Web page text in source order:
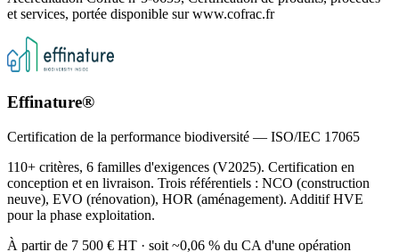
et services, portée disponible sur www.cofrac.fr
Effinature®
Certification de la performance biodiversité — ISO/IEC 17065
110+ critères, 6 familles d'exigences (V2025). Certification en
conception et en livraison. Trois référentiels : NCO (construction
neuve), EVO (rénovation), HOR (aménagement). Additif HVE
pour la phase exploitation.
À partir de 7 500 € HT · soit ~0,06 % du CA d'une opération